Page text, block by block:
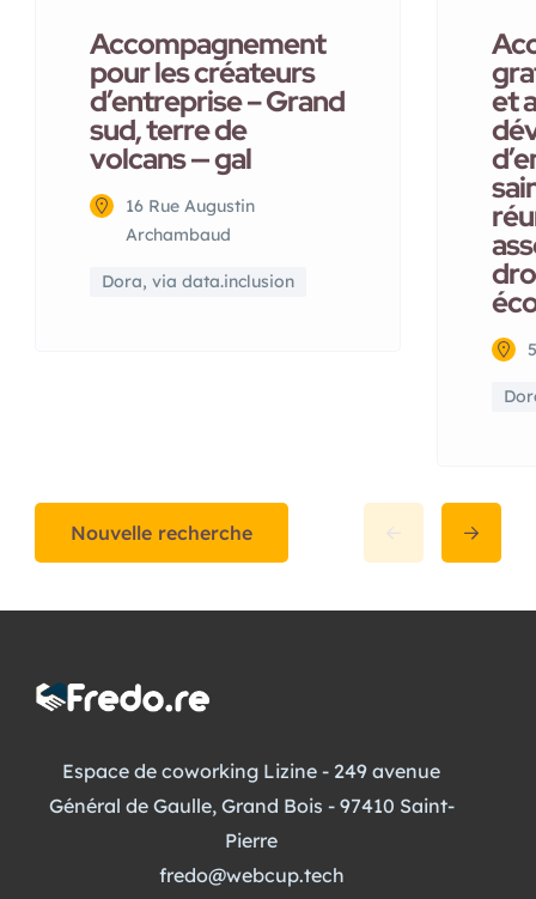
Accompagnement
pour les créateurs
d’entreprise – Grand
sud, terre de
volcans — gal
16 Rue Augustin
Archambaud
Dora, via data.inclusion
et
Nouvelle recherche
Espace de coworking Lizine - 249 avenue
Général de Gaulle, Grand Bois - 97410 Saint-
Pierre
fredo@webcup.tech